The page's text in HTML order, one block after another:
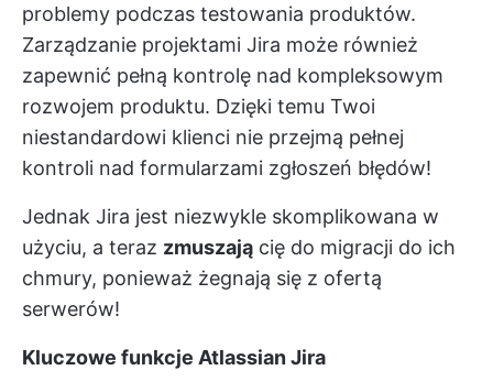
problemy podczas testowania produktów.
Zarządzanie projektami Jira może również
zapewnić pełną kontrolę nad kompleksowym
rozwojem produktu. Dzięki temu Twoi
niestandardowi klienci nie przejmą pełnej
kontroli nad formularzami zgłoszeń błędów!
Jednak Jira jest niezwykle skomplikowana w
użyciu, a teraz zmuszają cię do migracji do ich
chmury, ponieważ żegnają się z ofertą
serwerów!
Kluczowe funkcje Atlassian Jira